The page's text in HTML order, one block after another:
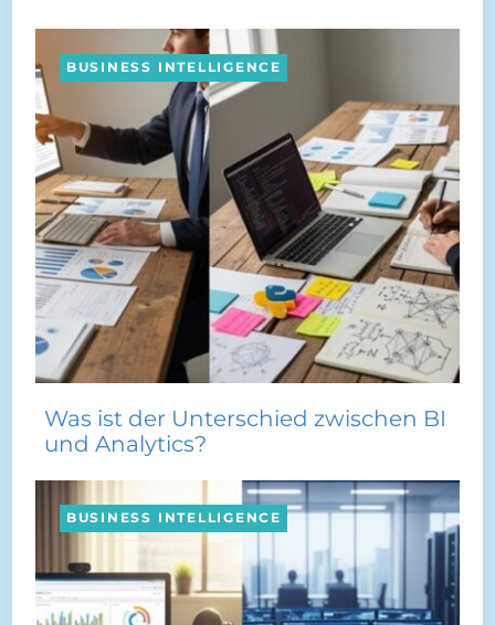
BUSINESS INTELLIGENCE
Was ist der Unterschied zwischen BI
und Analytics?
BUSINESS INTELLIGENCE